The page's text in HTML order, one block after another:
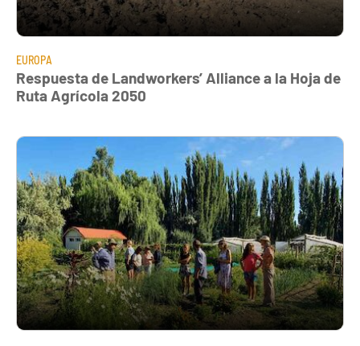
EUROPA
Respuesta de Landworkers’ Alliance a la Hoja de
Ruta Agrícola 2050